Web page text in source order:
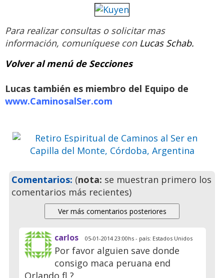
Para realizar consultas o solicitar mas
información, comuníquese con Lucas Schab.
Volver al menú de Secciones
Lucas también es miembro del Equipo de
www.CaminosalSer.com
Retiro Espiritual de Caminos al
Córdoba, Argentina
Previo
Comentarios: (nota: se muestran primero los
comentarios más recientes)
carlos 05-01-2014 23:00hs - país: Estados Unidos
Por favor alguien save donde
consigo maca peruana end
Orlando fl ?